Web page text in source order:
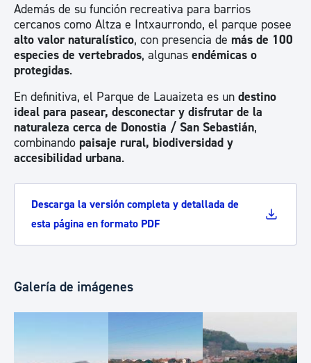
Además de su función recreativa para barrios
cercanos como Altza e Intxaurrondo, el parque posee
alto valor naturalístico, con presencia de más de 100
especies de vertebrados, algunas endémicas o
protegidas.
En definitiva, el Parque de Lauaizeta es un destino
ideal para pasear, desconectar y disfrutar de la
naturaleza cerca de Donostia / San Sebastián,
combinando paisaje rural, biodiversidad y
accesibilidad urbana.
Descarga la versión completa y detallada de
esta página en formato PDF
Galería de imágenes